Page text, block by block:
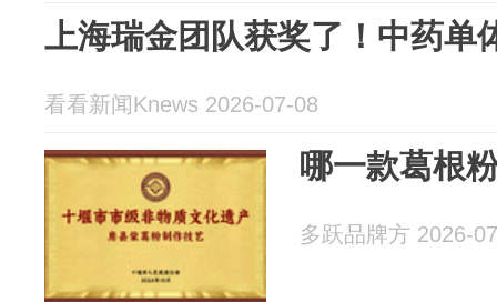
脂吸收直减
上海瑞金团队获奖了！中药单
看看新闻Knews 2026-07-08
哪一款葛根
多跃品牌方 2026-